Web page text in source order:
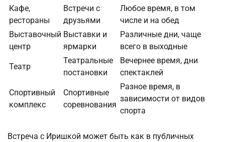
Кафе,
рестораны
Встречи с
друзьями
Любое время, в том
числе и на обед
Выставочный
центр
Выставки и
ярмарки
Различные дни, чаще
всего в выходные
Театр
Театральные
постановки
Вечернее время, дни
спектаклей
Спортивный
комплекс
Спортивные
соревнования
Разное время, в
зависимости от видов
спорта
Встреча с Иришкой может быть как в публичных